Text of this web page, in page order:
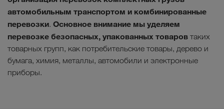
автомобильным транспортом и комбинированные
перевозки. Основное внимание мы уделяем
перевозке безопасных, упакованных товаров таких
товарных групп, как потребительские товары, дерево и
бумага, химия, металлы, автомобили и электронные
приборы.